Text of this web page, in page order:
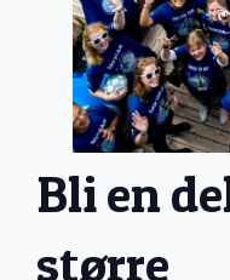
Bli en
større